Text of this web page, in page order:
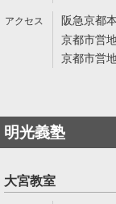
阪急京都
京都市営
京都市営
明光義塾
大宮教室